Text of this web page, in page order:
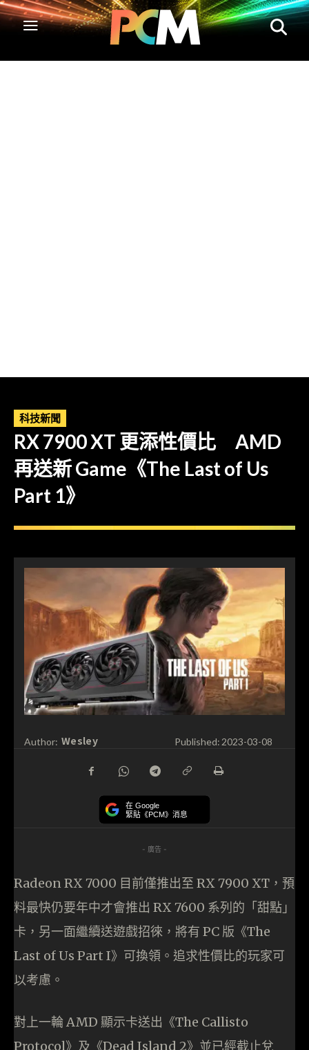
科技新聞
RX 7900 XT 更添性價比 AMD
再送新 Game《The Last of Us
Part 1》
Author: Wesley Published: 2023-03-08
在 Google
緊貼《PCM》消息
- 廣告 -
Radeon RX 7000 目前僅推出至 RX 7900 XT，預
料最快仍要年中才會推出 RX 7600 系列的「甜點」
卡，另一面繼續送遊戲招徠，將有 PC 版《The
Last of Us Part I》可換領。追求性價比的玩家可
以考慮。
對上一輪 AMD 顯示卡送出《The Callisto
Protocol》及《Dead Island 2》並已經截止兌